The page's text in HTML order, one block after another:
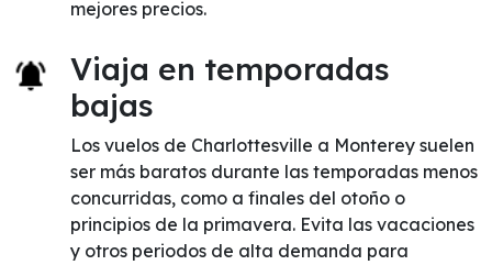
mejores precios.
Viaja en temporadas
bajas
Los vuelos de Charlottesville a Monterey suelen
ser más baratos durante las temporadas menos
concurridas, como a finales del otoño o
principios de la primavera. Evita las vacaciones
y otros periodos de alta demanda para